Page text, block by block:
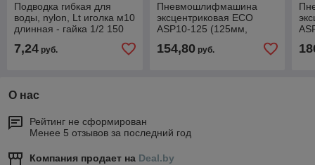
Подводка гибкая для
воды, nylon, Lt иголка м10
длинная - гайка 1/2 150
7,24 руб.
Пневмошлифмашина
эксцентриковая ECO
ASP10-125 (125мм,
10000 об/мин, 180л/мин)
154,80руб.
О нас
Рейтинг не сформирован
Менее 5 отзывов за последний год
Компания продает на Deal.by